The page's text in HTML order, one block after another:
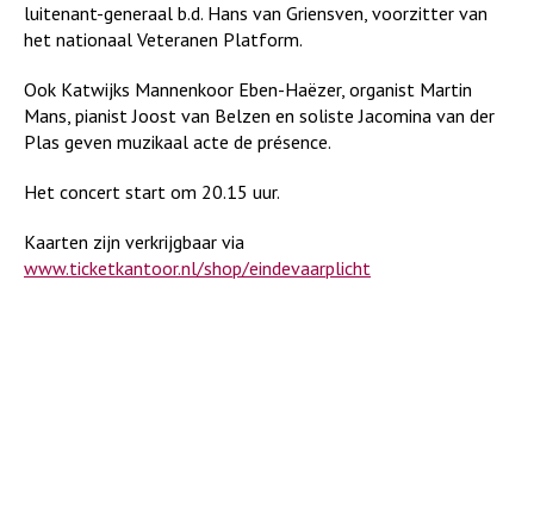
luitenant-generaal b.d. Hans van Griensven, voorzitter van
het nationaal Veteranen Platform.
Ook Katwijks Mannenkoor Eben-Haëzer, organist Martin
Mans, pianist Joost van Belzen en soliste Jacomina van der
Plas geven muzikaal acte de présence.
Het concert start om 20.15 uur.
Kaarten zijn verkrijgbaar via
www.ticketkantoor.nl/shop/eindevaarplicht